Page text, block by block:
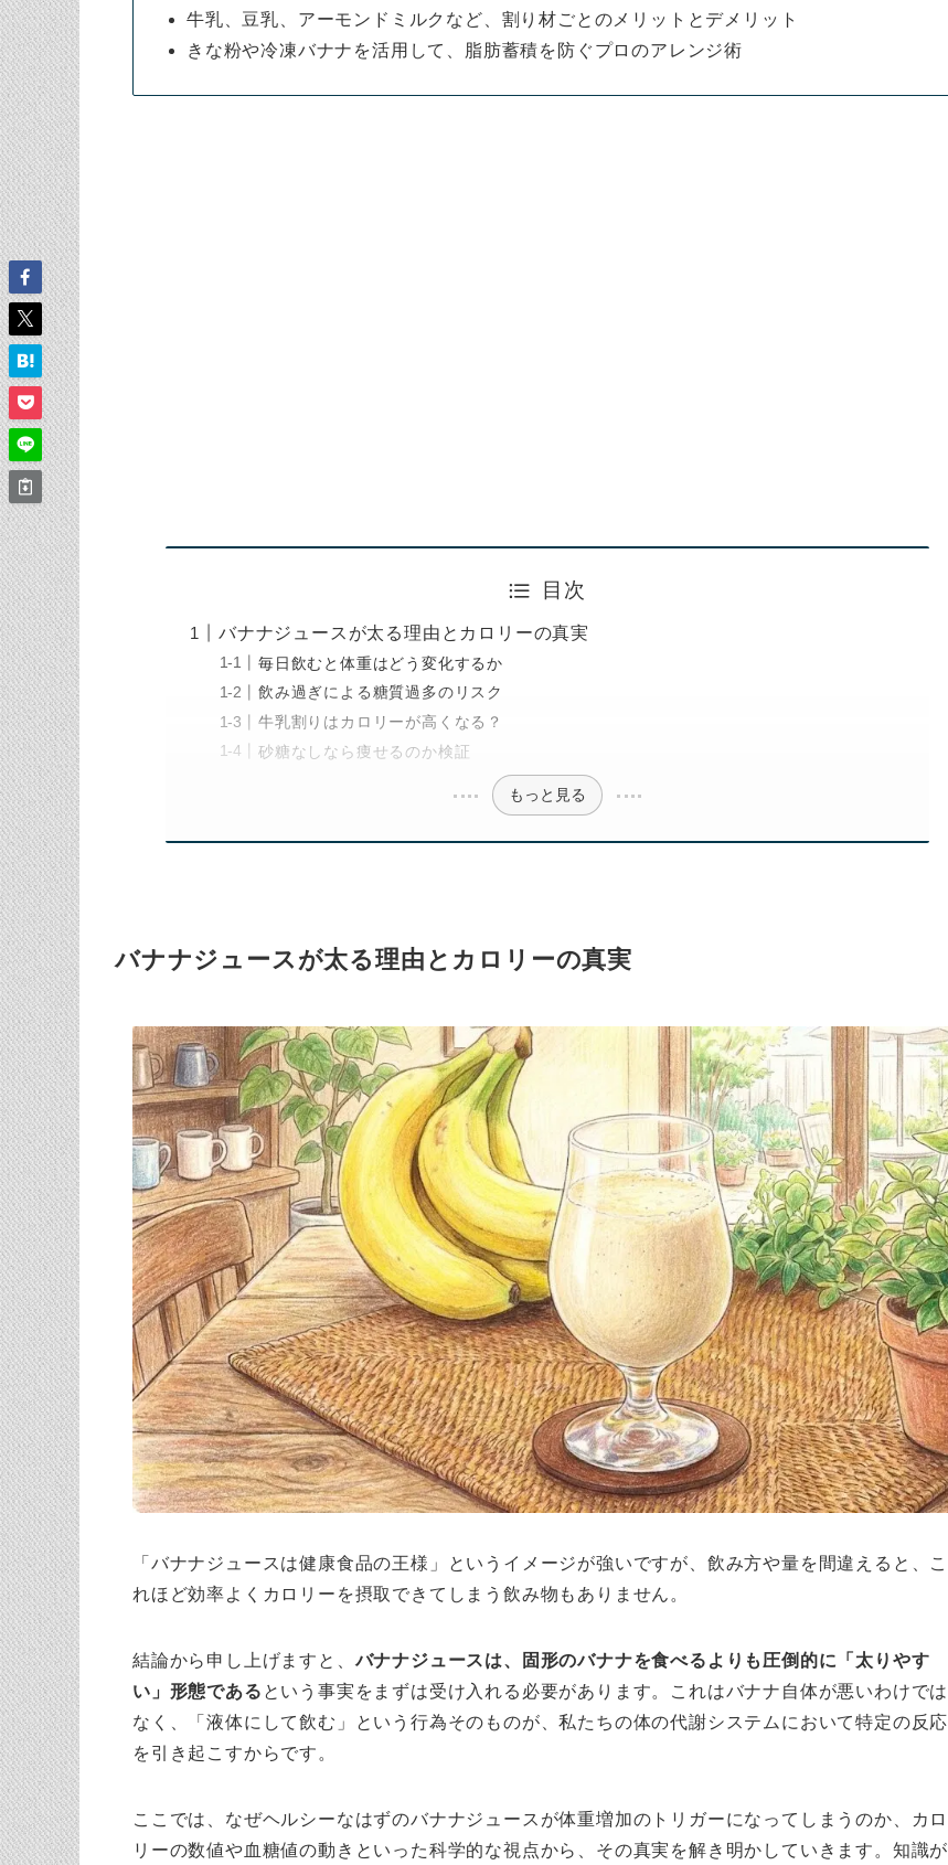
牛乳、豆乳、アーモンドミルクなど、割り材ごとのメリットとデメリット
きな粉や冷凍バナナを活用して、脂肪蓄積を防ぐプロのアレンジ術
目次
バナナジュースが太る理由とカロリーの真実
毎日飲むと体重はどう変化するか
飲み過ぎによる糖質過多のリスク
牛乳割りはカロリーが高くなる？
砂糖なしなら痩せるのか検証
もっと見る
バナナジュースが太る理由とカロリーの真実
「バナナジュースは健康食品の王様」というイメージが強いですが、飲み方や量を間違えると、こ
れほど効率よくカロリーを摂取できてしまう飲み物もありません。
結論から申し上げますと、バナナジュースは、固形のバナナを食べるよりも圧倒的に「太りやす
い」形態である という事実をまずは受け入れる必要があります。これはバナナ自体が悪いわけでは
なく、「液体にして飲む」という行為そのものが、私たちの体の代謝システムにおいて特定の反応
を引き起こすからです。
ここでは、なぜヘルシーなはずのバナナジュースが体重増加のトリガーになってしまうのか、カロ
リーの数値や血糖値の動きといった科学的な視点から、その真実を解き明かしていきます。知識が